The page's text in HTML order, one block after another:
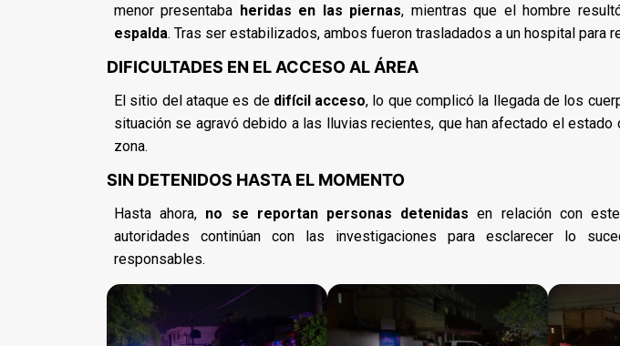
menor presentaba heridas en las piernas, mientras que el hombre
espalda. Tras ser estabilizados, ambos fueron trasladados a un hospital para
DIFICULTADES EN EL ACCESO AL ÁREA
El sitio del ataque es de difícil acceso, lo que complicó la llegada de los
situación se agravó debido a las lluvias recientes, que han afectado el
zona.
SIN DETENIDOS HASTA EL MOMENTO
Hasta ahora, no se reportan personas detenidas en relación con
autoridades continúan con las investigaciones para esclarecer lo
responsables.